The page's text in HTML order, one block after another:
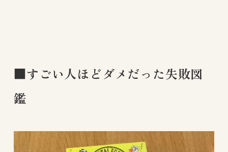
■すごい人ほどダメだった失敗図
鑑